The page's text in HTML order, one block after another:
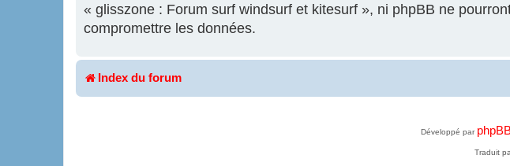
« glisszone : Forum surf windsurf et kitesurf », ni phpBB ne
compromettre les données.
Index du forum
Développé par
Traduit